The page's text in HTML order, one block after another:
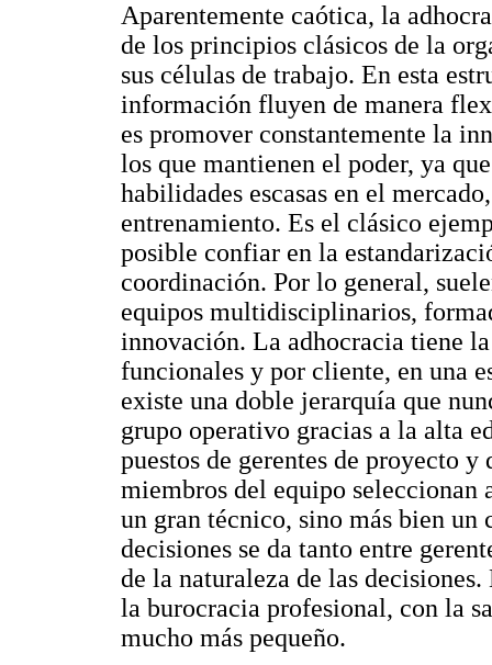
Aparentemente caótica, la
de los principios clásicos de la
sus células de trabajo. En esta
información fluyen de manera
es promover constantemente la
los que mantienen el poder, ya
habilidades escasas en el
entrenamiento. Es el clásico
posible confiar en la
coordinación. Por lo general,
equipos multidisciplinarios,
innovación. La adhocracia tiene
funcionales y por cliente, en una
existe una doble jerarquía que
grupo operativo gracias a la alta
puestos de gerentes de proyecto
miembros del equipo seleccionan
un gran técnico, sino más bien
decisiones se da tanto entre
de la naturaleza de las
la burocracia profesional, con la
mucho más pequeño.